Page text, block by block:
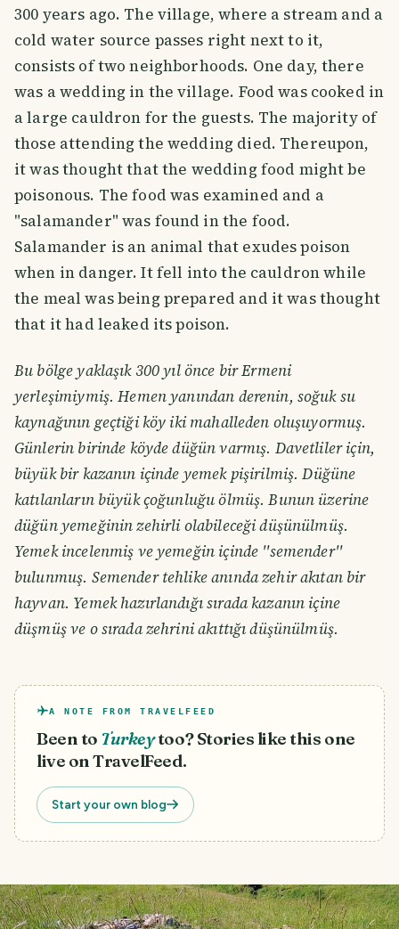
300 years ago. The village, where a stream and a
cold water source passes right next to it,
consists of two neighborhoods. One day, there
was a wedding in the village. Food was cooked in
a large cauldron for the guests. The majority of
those attending the wedding died. Thereupon,
it was thought that the wedding food might be
poisonous. The food was examined and a
"salamander" was found in the food.
Salamander is an animal that exudes poison
when in danger. It fell into the cauldron while
the meal was being prepared and it was thought
that it had leaked its poison.
Bu bölge yaklaşık 300 yıl önce bir Ermeni
yerleşimiymiş. Hemen yanından derenin, soğuk su
kaynağının geçtiği köy iki mahalleden oluşuyormuş.
Günlerin birinde köyde düğün varmış. Davetliler için,
büyük bir kazanın içinde yemek pişirilmiş. Düğüne
katılanların büyük çoğunluğu ölmüş. Bunun üzerine
düğün yemeğinin zehirli olabileceği düşünülmüş.
Yemek incelenmiş ve yemeğin içinde ''semender''
bulunmuş. Semender tehlike anında zehir akıtan bir
hayvan. Yemek hazırlandığı sırada kazanın içine
düşmüş ve o sırada zehrini akıttığı düşünülmüş.
A NOTE FROM TRAVELFEED
Been to Turkeytoo? Stories like this one
live on TravelFeed.
Start your own blog